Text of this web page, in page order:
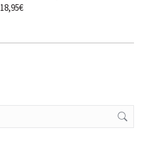
18,95€